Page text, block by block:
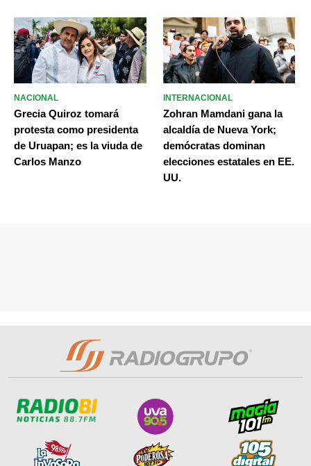
NACIONAL
Grecia Quiroz tomará
protesta como presidenta
de Uruapan; es la viuda de
Carlos Manzo
INTERNACIONAL
Zohran Mamdani gana la
alcaldía de Nueva York;
demócratas dominan
elecciones estatales en EE.
UU.